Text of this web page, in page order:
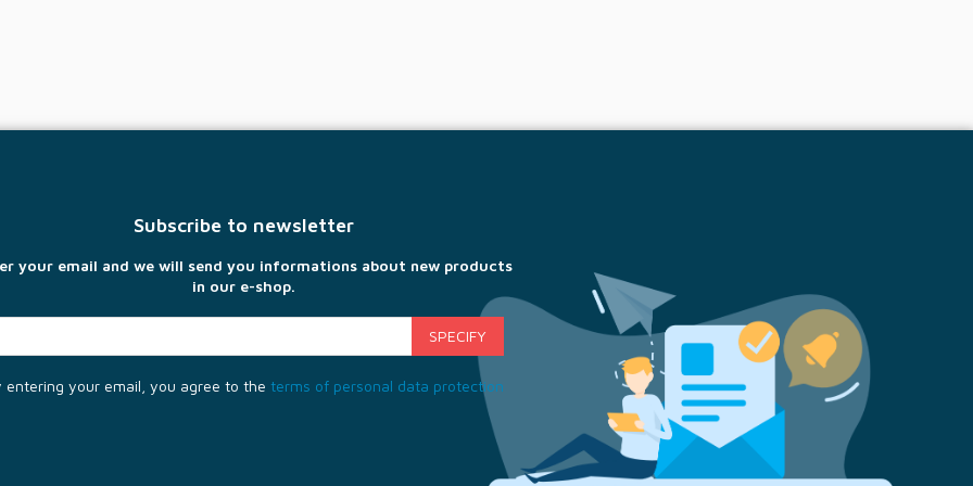
Subscribe to newsletter
your email and we will send you informations about new products
in our e-shop.
entering your email, you agree to the terms of personal data protection